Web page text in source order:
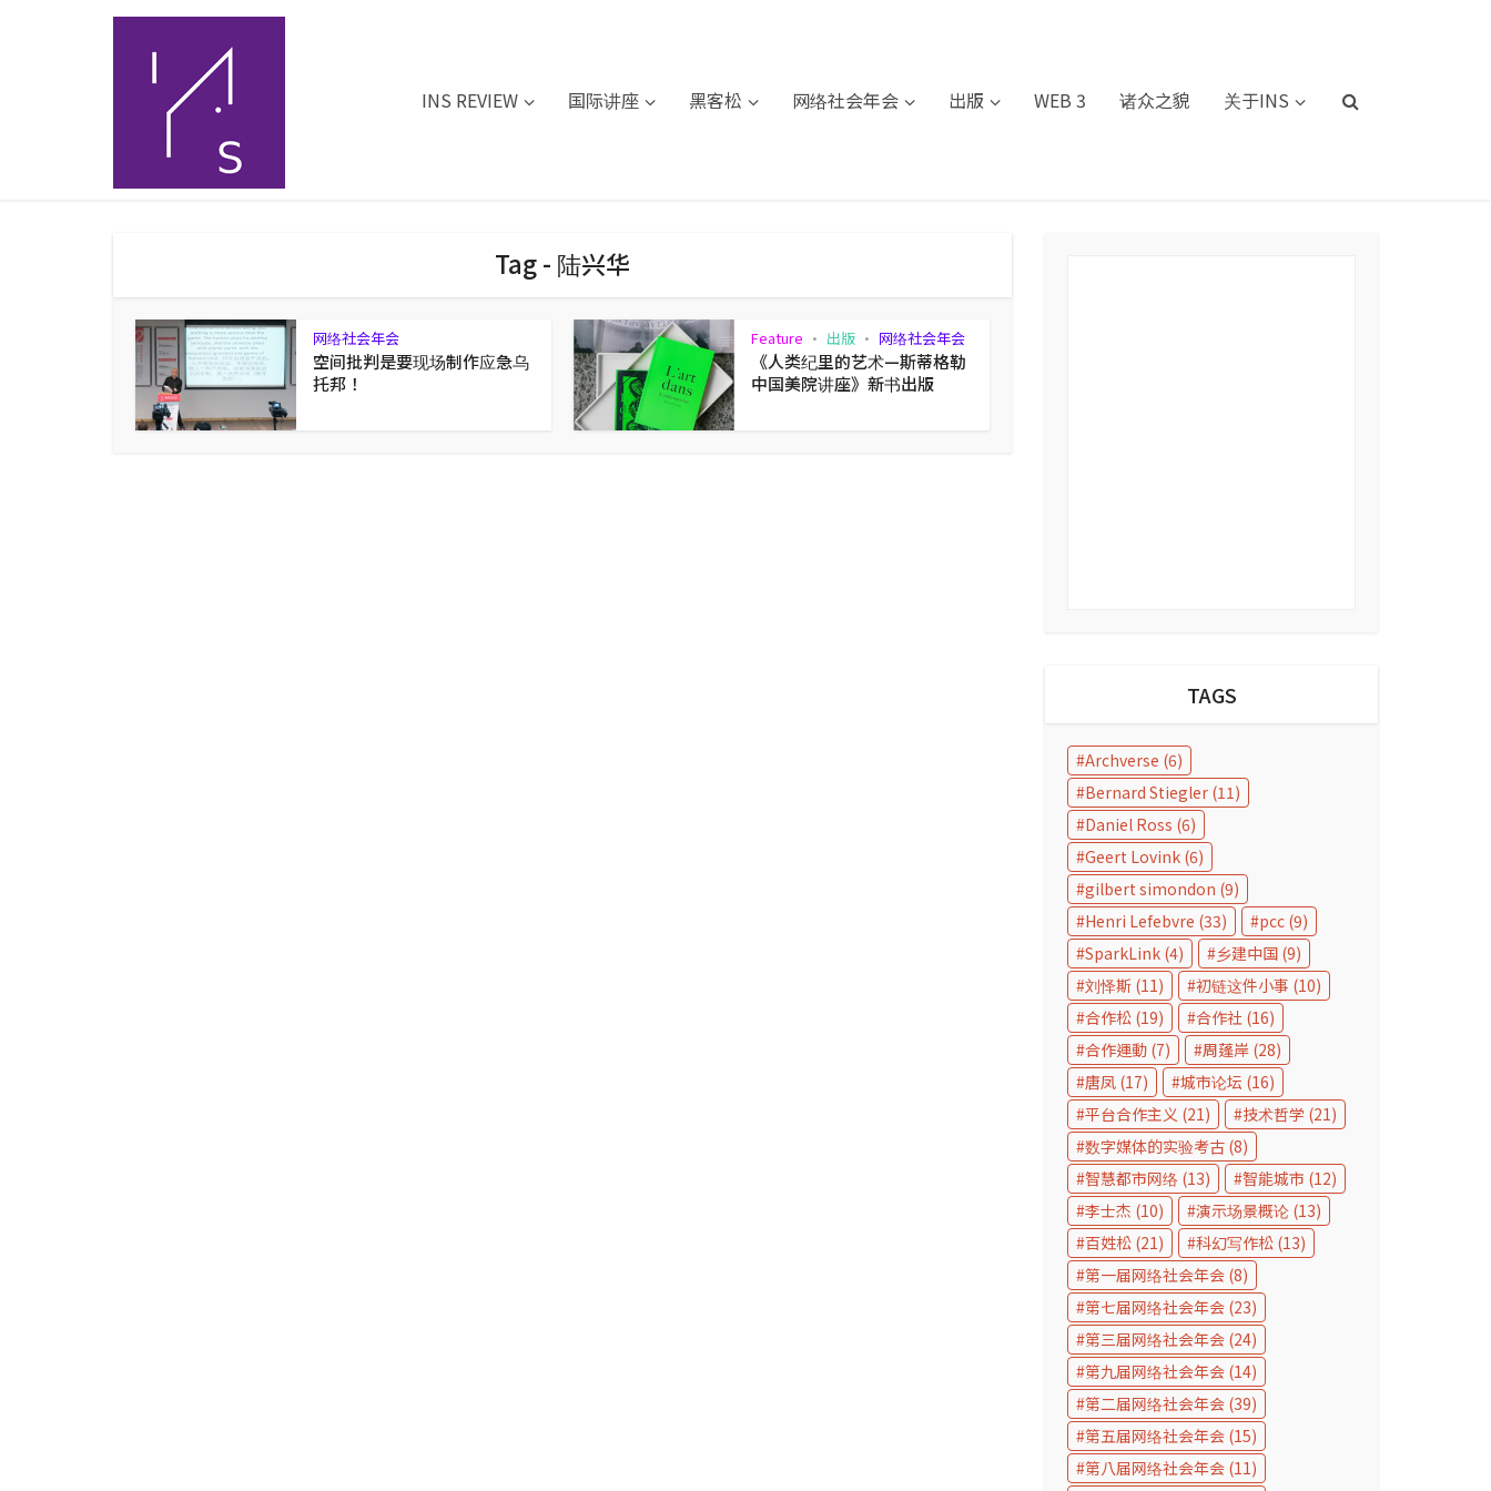
INS REVIEW 国际讲座 黑客松 网络社会年会 出版 WEB 3 诸众之貌 关于INS
Tag - 陆兴华
网络社会年会
空间批判是要现场制作应急乌
托邦！
Feature • 出版 • 网络社会年会
《人类纪里的艺术—斯蒂格勒
中国美院讲座》新书出版
TAGS
Archverse (6)
Bernard Stiegler (11)
Daniel Ross (6)
Geert Lovink (6)
gilbert simondon (9)
Henri Lefebvre (33) pcc (9)
SparkLink (4) 乡建中国 (9)
刘怿斯 (11) 初链这件小事 (10)
合作松 (19) 合作社 (16)
合作運動 (7) 周蓬岸 (28)
唐凤 (17) 城市论坛 (16)
平台合作主义 (21) 技术哲学 (21)
数字媒体的实验考古 (8)
智慧都市网络 (13) 智能城市 (12)
李士杰 (10) 演示场景概论 (13)
百姓松 (21) 科幻写作松 (13)
第一届网络社会年会 (8)
第七届网络社会年会 (23)
第三届网络社会年会 (24)
第九届网络社会年会 (14)
第二届网络社会年会 (39)
第五届网络社会年会 (15)
第八届网络社会年会 (11)